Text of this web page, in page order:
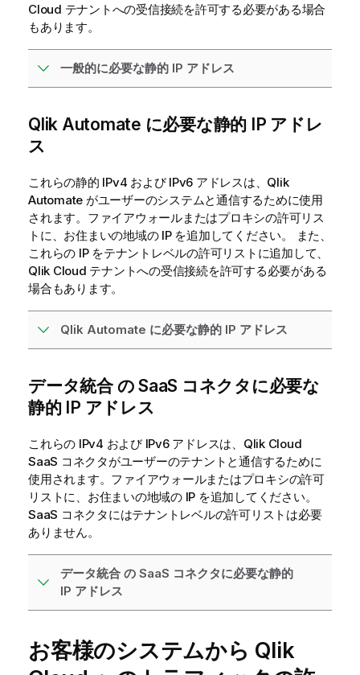
Cloud テナントへの受信接続を許可する必要がある場合
もあります。
一般的に必要な静的 IP アドレス
Qlik Automate に必要な静的 IP アドレ
ス
これらの静的 IPv4 および IPv6 アドレスは、 Qlik
Automate がユーザーのシステムと通信するために使用
されます。ファイアウォールまたはプロキシの許可リス
トに、お住まいの地域の IP を追加してください。
また、
これらの IP をテナントレベルの許可リストに追加して、
Qlik Cloud テナントへの受信接続を許可する必要がある
場合もあります。
Qlik Automate に必要な静的 IP アドレス
データ統合の SaaS コネクタに必要な
静的 IP アドレス
これらの IPv4 および IPv6 アドレスは、 Qlik Cloud
SaaS コネクタがユーザーのテナントと通信するために
使用されます。ファイアウォールまたはプロキシの許可
リストに、お住まいの地域の IP を追加してください。
SaaS コネクタにはテナントレベルの許可リストは必要
ありません。
データ統合 の SaaS コネクタに必要な静的
IP アドレス
お客様のシステムから Qlik